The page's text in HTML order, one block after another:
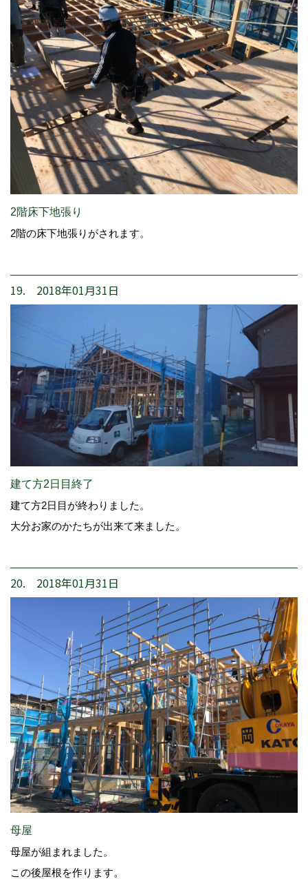
2階床下地張り
2階の床下地張りがされます。
19. 2018年01月31日
建て方2日目終了
建て方2日目が終わりました。
大分お家のかたちが出来て来ました。
20. 2018年01月31日
母屋
母屋が組まれました。
この後屋根を作ります。